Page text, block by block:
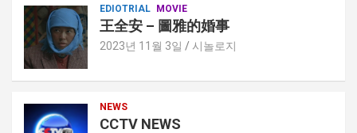
EDIOTRIAL MOVIE
王全安 – 圖雅的婚事
2023년 11월 3일 시놀로지
NEWS
CCTV NEWS